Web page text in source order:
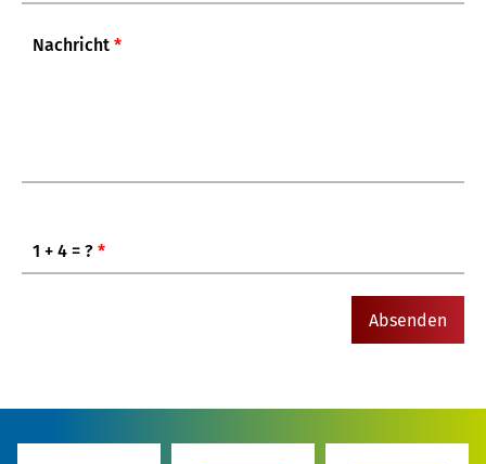
Nachricht *
1 + 4 = ? *
Absenden